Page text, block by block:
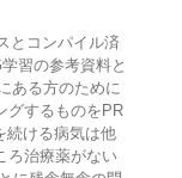
とコンパイル済
習の参考資料と
ある方のために
グするものをPR
続ける病気は他
ろ治療薬がない